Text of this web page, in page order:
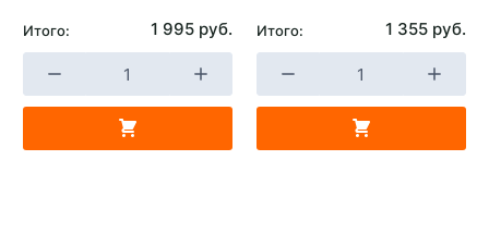
Итого: 1 995 руб. Итого: 1 355 руб.